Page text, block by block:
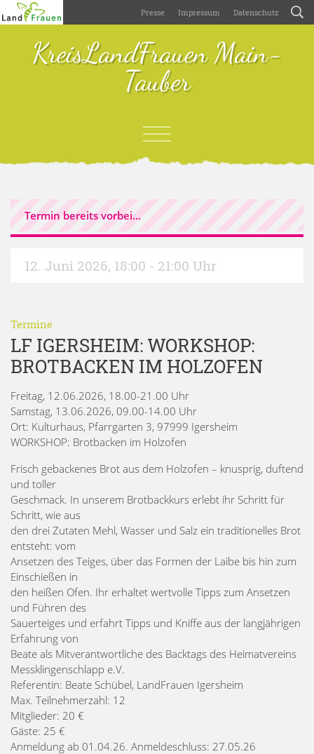
Presse Impressum Datenschutz
KreisLandFrauen Main-
Tauber
Termin bereits vorbei...
12. Juni 2026, 18:00 - 21:00 Uhr
Termine
LF IGERSHEIM: WORKSHOP:
BROTBACKEN IM HOLZOFEN
Freitag, 12.06.2026, 18.00-21.00 Uhr
Samstag, 13.06.2026, 09.00-14.00 Uhr
Ort: Kulturhaus, Pfarrgarten 3, 97999 Igersheim
WORKSHOP: Brotbacken im Holzofen
Frisch gebackenes Brot aus dem Holzofen – knusprig, duftend
und toller
Geschmack. In unserem Brotbackkurs erlebt ihr Schritt für
Schritt, wie aus
den drei Zutaten Mehl, Wasser und Salz ein traditionelles Brot
entsteht: vom
Ansetzen des Teiges, über das Formen der Laibe bis hin zum
Einschießen in
den heißen Ofen. Ihr erhaltet wertvolle Tipps zum Ansetzen
und Führen des
Sauerteiges und erfahrt Tipps und Kniffe aus der langjährigen
Erfahrung von
Beate als Mitverantwortliche des Backtags des Heimatvereins
Messklingenschlapp e.V.
Referentin: Beate Schübel, LandFrauen Igersheim
Max. Teilnehmerzahl: 12
Mitglieder: 20 €
Gäste: 25 €
Anmeldung ab 01.04.26. Anmeldeschluss: 27.05.26